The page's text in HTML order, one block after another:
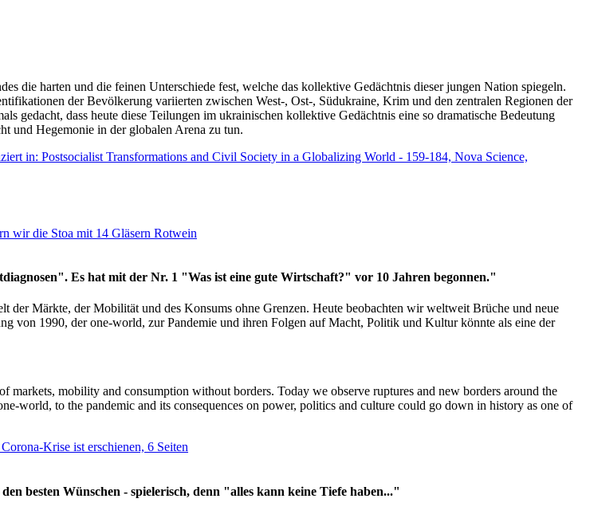
die harten und die feinen Unterschiede fest, welche das kollektive Gedächtnis dieser jungen Nation spiegeln.
der Bevölkerung variierten zwischen West-, Ost-, Südukraine, Krim und den zentralen Regionen der
gedacht, dass heute diese Teilungen im ukrainischen kollektive Gedächtnis eine so dramatische Bedeutung
und Hegemonie in der globalen Arena zu tun.
in: Postsocialist Transformations and Civil Society in a Globalizing World - 159-184, Nova Science,
wir die Stoa mit 14 Gläsern Rotwein
Es hat mit der Nr. 1 "Was ist eine gute Wirtschaft?" vor 10 Jahren begonnen."
der Märkte, der Mobilität und des Konsums ohne Grenzen. Heute beobachten wir weltweit Brüche und neue
von 1990, der one-world, zur Pandemie und ihren Folgen auf Macht, Politik und Kultur könnte als eine der
mobility and consumption without borders. Today we observe ruptures and new borders around the
world, to the pandemic and its consequences on power, politics and culture could go down in history as one of
Krise ist erschienen, 6 Seiten
besten Wünschen - spielerisch, denn "alles kann keine Tiefe haben..."